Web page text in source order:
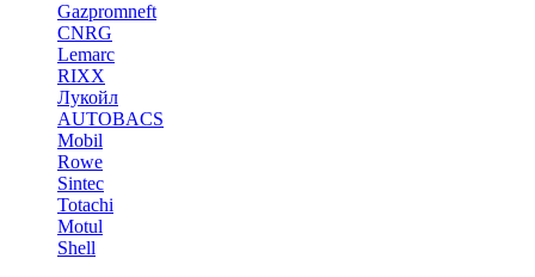
Gazpromneft
CNRG
Lemarc
RIXX
Лукойл
AUTOBACS
Mobil
Rowe
Sintec
Totachi
Motul
Shell